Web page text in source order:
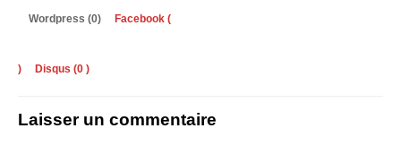
Wordpress (0) Facebook (
) Disqus (0 )
Laisser un commentaire